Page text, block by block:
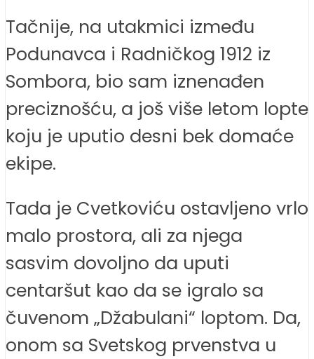
Tačnije, na utakmici između
Podunavca i Radničkog 1912 iz
Sombora, bio sam iznenađen
preciznošću, a još više letom lopte
koju je uputio desni bek domaće
ekipe.
Tada je Cvetkoviću ostavljeno vrlo
malo prostora, ali za njega
sasvim dovoljno da uputi
centaršut kao da se igralo sa
čuvenom „Džabulani“ loptom. Da,
onom sa Svetskog prvenstva u